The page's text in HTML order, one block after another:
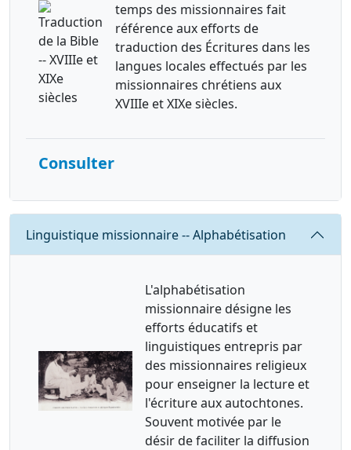
temps des missionnaires fait
référence aux efforts de
traduction des Écritures dans les
langues locales effectués par les
missionnaires chrétiens aux
XVIIIe et XIXe siècles.
Consulter
Requête
Linguistique missionnaire -- Alphabétisation
L'alphabétisation
missionnaire désigne les
efforts éducatifs et
linguistiques entrepris par
des missionnaires religieux
pour enseigner la lecture et
l'écriture aux autochtones.
Souvent motivée par le
désir de faciliter la diffusion